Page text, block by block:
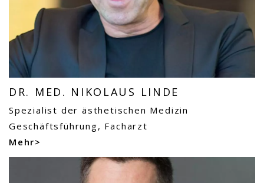
DR. MED. NIKOLAUS LINDE
Spezialist der ästhetischen Medizin
Geschäftsführung, Facharzt
Mehr>